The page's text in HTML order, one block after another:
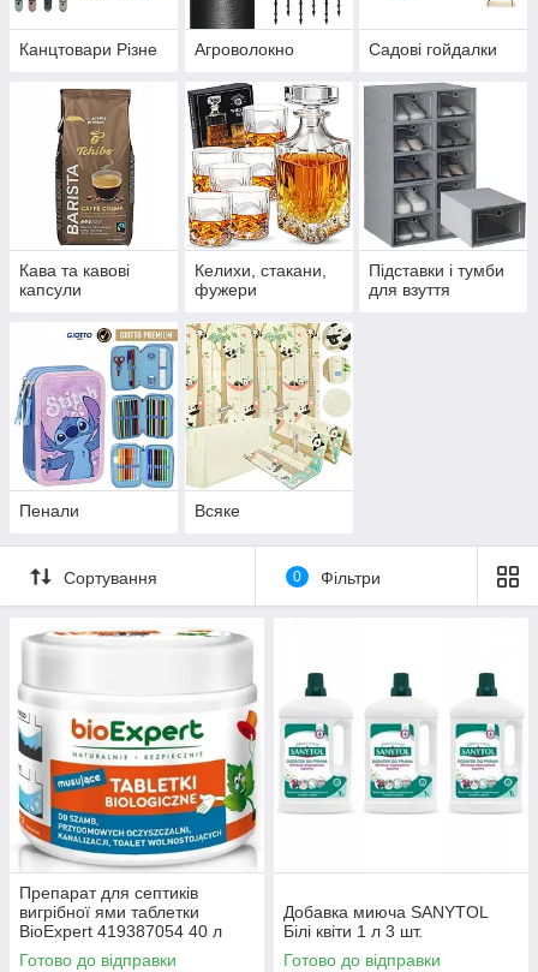
Канцтовари Різне Агроволокно Садові гойдалки
Кава та кавові
капсули
Келихи, стакани,
фужери
Підставки і тумби
для взуття
Пенали Всяке
Сортування 0 Фільтри
Препарат для септиків
вигрібної ями таблетки
BioExpert 419387054 40 л
0,24 кг 12 табл.
Готово до відправки
Добавка миюча SANYTOL
Білі квіти 1 л 3 шт.
Готово до відправки